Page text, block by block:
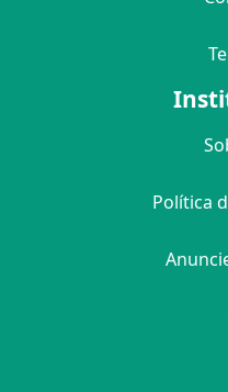
Política